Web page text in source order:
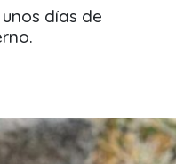
días de